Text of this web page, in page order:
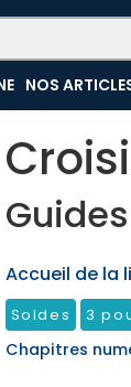
NOS
Accueil de la
Soldes 3
Chapitres